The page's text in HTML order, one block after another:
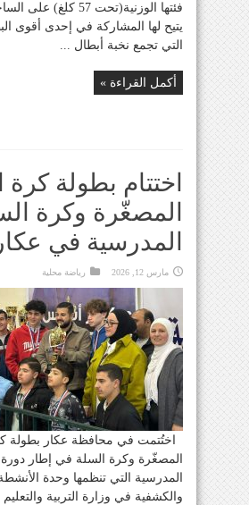
فئتها الوزنية(تحت 57
يتيح لها المشاركة في إحدى أقوى
التي تجمع نخبة أبطال ...
أكمل القراءة »
اختتام بطولة كرة
المصغّرة وكرة
المدرسية في عكار
مارس 12, 2026 رياضة محلية
اختُتمت في محافظة عكار بطولة
المصغّرة وكرة السلة في إطار دورة
المدرسية التي تنظمها وحدة
والكشفية في وزارة التربية